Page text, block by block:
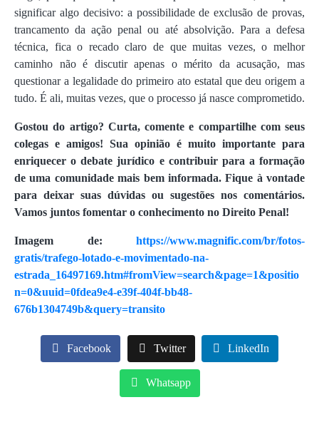
significar algo decisivo: a possibilidade de exclusão de provas,
trancamento da ação penal ou até absolvição. Para a defesa
técnica, fica o recado claro de que muitas vezes, o melhor
caminho não é discutir apenas o mérito da acusação, mas
questionar a legalidade do primeiro ato estatal que deu origem a
tudo. É ali, muitas vezes, que o processo já nasce comprometido.
Gostou do artigo? Curta, comente e compartilhe com seus
colegas e amigos! Sua opinião é muito importante para
enriquecer o debate jurídico e contribuir para a formação
de uma comunidade mais bem informada. Fique à vontade
para deixar suas dúvidas ou sugestões nos comentários.
Vamos juntos fomentar o conhecimento no Direito Penal!
Imagem de: https://www.magnific.com/br/fotos-
gratis/trafego-lotado-e-movimentado-na-
estrada_16497169.htm#fromView=search&page=1&positio
n=0&uuid=0fdea9e4-e39f-404f-bb48-
676b1304749b&query=transito
Facebook Twitter LinkedIn
Whatsapp